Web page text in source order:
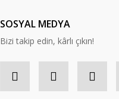
SOSYAL MEDYA
Bizi takip edin, kârlı çıkın!